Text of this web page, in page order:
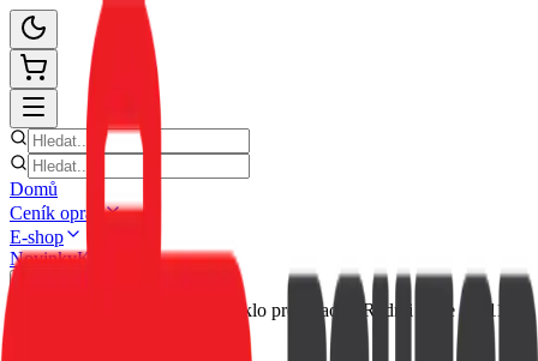
Domů
Ceník oprav
E-shop
NovinkyKontakt